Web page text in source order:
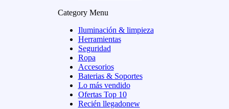
Category Menu
Iluminación & limpieza
Herramientas
Seguridad
Ropa
Accesorios
Baterias & Soportes
Lo más vendido
Ofertas Top 10
Recién llegadonew